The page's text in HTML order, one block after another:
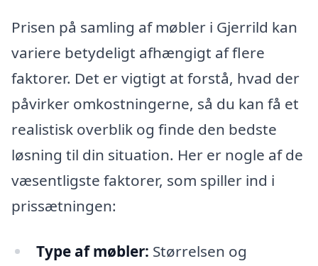
Prisen på samling af møbler i Gjerrild kan
variere betydeligt afhængigt af flere
faktorer. Det er vigtigt at forstå, hvad der
påvirker omkostningerne, så du kan få et
realistisk overblik og finde den bedste
løsning til din situation. Her er nogle af de
væsentligste faktorer, som spiller ind i
prissætningen:
Type af møbler: Størrelsen og